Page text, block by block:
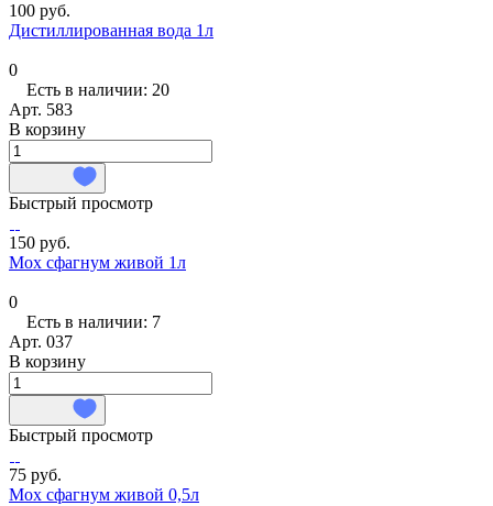
100 руб.
Дистиллированная вода 1л
0
Есть в наличии: 20
Арт. 583
В корзину
Быстрый просмотр
150 руб.
Мох сфагнум живой 1л
0
Есть в наличии: 7
Арт. 037
В корзину
Быстрый просмотр
75 руб.
Мох сфагнум живой 0,5л